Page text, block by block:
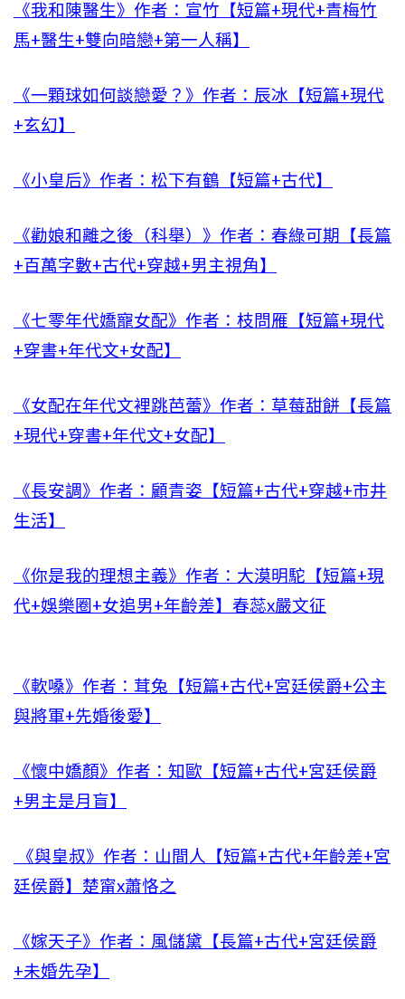
《我和陳醫生》作者：宣竹【短篇+現代+青梅竹
馬+醫生+雙向暗戀+第一人稱】
《一顆球如何談戀愛？》作者：辰冰【短篇+現代
+玄幻】
《小皇后》作者：松下有鶴【短篇+古代】
《勸娘和離之後（科舉）》作者：春綠可期【長篇
+百萬字數+古代+穿越+男主視角】
《七零年代嬌寵女配》作者：枝問雁【短篇+現代
+穿書+年代文+女配】
《女配在年代文裡跳芭蕾》作者：草莓甜餅【長篇
+現代+穿書+年代文+女配】
《長安調》作者：顧青姿【短篇+古代+穿越+市井
生活】
《你是我的理想主義》作者：大漠明駝【短篇+現
代+娛樂圈+女追男+年齡差】春蕊x嚴文征
《軟嗓》作者：茸兔【短篇+古代+宮廷侯爵+公主
與將軍+先婚後愛】
《懷中嬌顏》作者：知歐【短篇+古代+宮廷侯爵
+男主是月盲】
《與皇叔》作者：山間人【短篇+古代+年齡差+宮
廷侯爵】楚甯x蕭恪之
《嫁天子》作者：風儲黛【長篇+古代+宮廷侯爵
+未婚先孕】